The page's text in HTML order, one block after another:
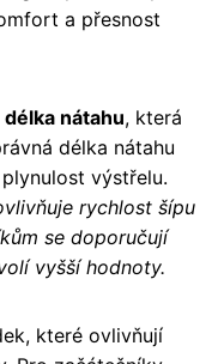
a přesnost
nátahu, která
délka nátahu
výstřelu.
rychlost šípu
se doporučují
vyšší hodnoty.
které ovlivňují